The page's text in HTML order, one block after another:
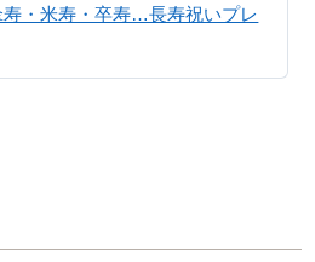
・米寿・卒寿…長寿祝いプレ